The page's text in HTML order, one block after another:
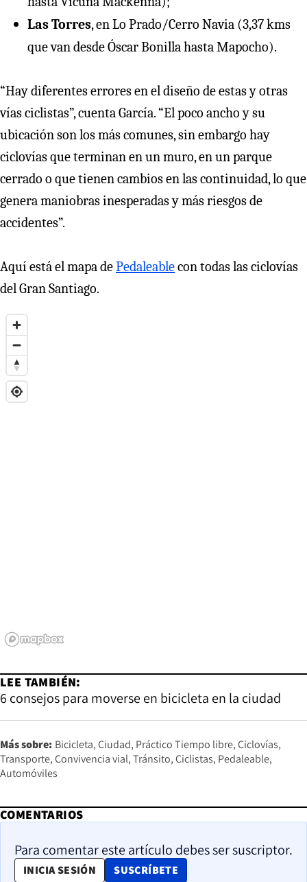
Las Torres, en Lo Prado/Cerro Navia (3,37 kms
que van desde Óscar Bonilla hasta Mapocho).
“Hay diferentes errores en el diseño de estas y otras
vías ciclistas”, cuenta García. “El poco ancho y su
ubicación son los más comunes, sin embargo hay
ciclovías que terminan en un muro, en un parque
cerrado o que tienen cambios en las continuidad, lo que
genera maniobras inesperadas y más riesgos de
accidentes”.
Aquí está el mapa dePedaleablecon todas las ciclovías
del Gran Santiago.
LEE TAMBIÉN:
6 consejos para moverse en bicicleta en la ciudad
Más sobre: Bicicleta Ciudad Práctico Tiempo libre Ciclovías
Transporte Convivencia vial Tránsito Ciclistas Pedaleable
Automóviles
COMENTARIOS
Para comentar este artículo debes ser suscriptor.
INICIA SESIÓN SUSCRÍBETE
OPENS IN NEW WINDOW